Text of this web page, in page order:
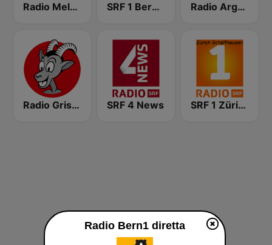
Radio Melody Schweiz SRF 1 Bern Freibourg Wallis Radio Argovia
Radio Grischa SRF 4 News SRF 1 Zürich Schaffhausen
Radio Bern1 diretta